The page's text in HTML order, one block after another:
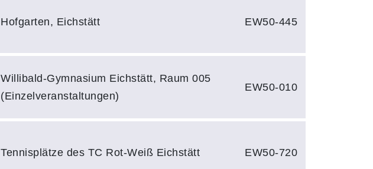
Hofgarten, Eichstätt EW50-445
Willibald-Gymnasium Eichstätt, Raum 005
(Einzelveranstaltungen)
EW50-010
Tennisplätze des TC Rot-Weiß Eichstätt EW50-720